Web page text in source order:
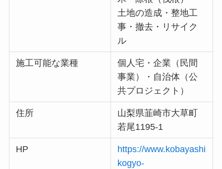
土地の造成・整地工
事・撤去・リサイク
ル
施工可能な業種
個人宅・企業（民間
事業）・自治体（公
共プロジェクト）
住所
山梨県韮崎市大草町
若尾1195-1
HP
https://www.kobayashi
kogyo-